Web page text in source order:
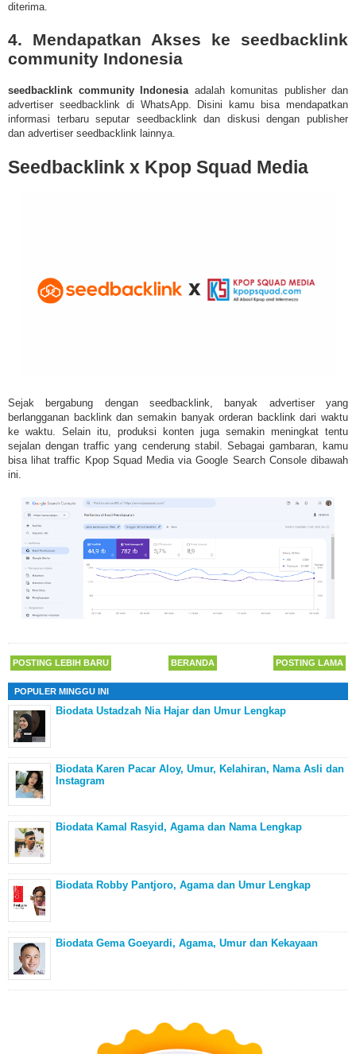
diterima.
4. Mendapatkan Akses ke seedbacklink
community Indonesia
seedbacklink community Indonesiaadalah komunitas publisher dan
advertiser seedbacklink di WhatsApp. Disini kamu bisa mendapatkan
informasi terbaru seputar seedbacklink dan diskusi dengan publisher
dan advertiser seedbacklink lainnya.
Seedbacklink x Kpop Squad Media
Sejak bergabung dengan seedbacklink, banyak advertiser yang
berlangganan backlink dan semakin banyak orderan backlink dari waktu
ke waktu. Selain itu, produksi konten juga semakin meningkat tentu
sejalan dengan traffic yang cenderung stabil. Sebagai gambaran, kamu
bisa lihat traffic Kpop Squad Media via Google Search Console dibawah
ini.
POSTING LEBIH BARU POSTING LAMA
BERANDA
POPULER MINGGU INI
Biodata Ustadzah Nia Hajar dan Umur Lengkap
Biodata Karen Pacar Aloy, Umur, Kelahiran, Nama Asli dan
Instagram
Biodata Kamal Rasyid, Agama dan Nama Lengkap
Biodata Robby Pantjoro, Agama dan Umur Lengkap
Biodata Gema Goeyardi, Agama, Umur dan Kekayaan